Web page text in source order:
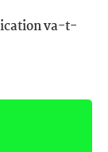
va-t-